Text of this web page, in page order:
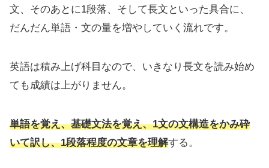
文、そのあとに1段落、そして長文といった具合に、
だんだん単語・文の量を増やしていく流れです。
英語は積み上げ科目なので、いきなり長文を読み始め
ても成績は上がりません。
単語を覚え、基礎文法を覚え、1文の文構造をかみ砕
いて訳し、1段落程度の文章を理解する。